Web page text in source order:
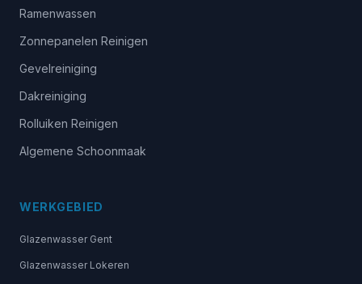
Ramenwassen
Zonnepanelen Reinigen
Gevelreiniging
Dakreiniging
Rolluiken Reinigen
Algemene Schoonmaak
WERKGEBIED
Glazenwasser Gent
Glazenwasser Lokeren